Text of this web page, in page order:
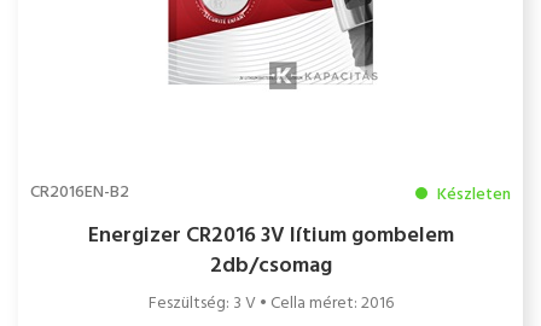
CR2016EN-B2 Készleten
Energizer CR2016 3V lítium gombelem
2db/csomag
Feszültség: 3 V • Cella méret: 2016